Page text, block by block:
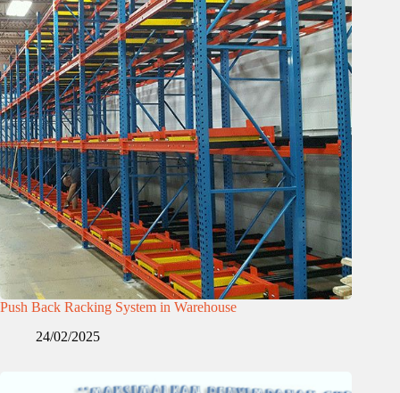
Push Back Racking System in Warehouse
24/02/2025